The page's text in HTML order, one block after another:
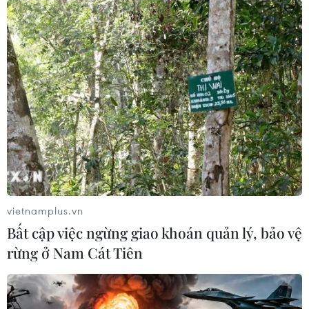
vietnamplus.vn
Bất cập việc ngừng giao khoán quản lý, bảo vệ
rừng ở Nam Cát Tiên